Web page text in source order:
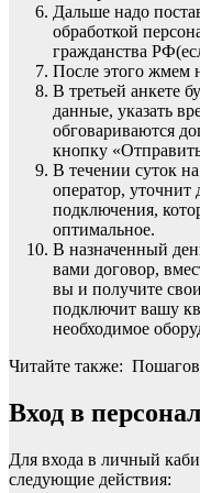
Дальше надо
обработкой
гражданства
После этого жмем
В третьей анкете
данные, указать
обговариваются
кнопку
В течении суток
оператор,
подключения,
оптимальное.
В назначенный
вами договор,
вы и получите
подключит вашу
необходимое
Читайте также:
Вход в
Для входа в личный
следующие действия: